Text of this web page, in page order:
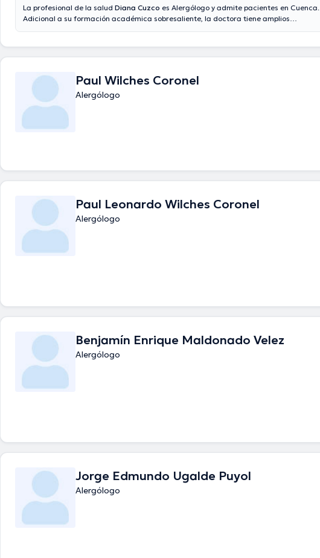
La profesional de la salud Diana Cuzco es Alergólogo y admite pacientes en Cuenca.
Adicional a su formación académica sobresaliente, la doctora tiene amplios
especialización y ha publicado numerosos comunicados.
Paul Wilches Coronel
Alergólogo
Paul Leonardo Wilches Coronel
Alergólogo
Benjamín Enrique Maldonado Velez
Alergólogo
Jorge Edmundo Ugalde Puyol
Alergólogo